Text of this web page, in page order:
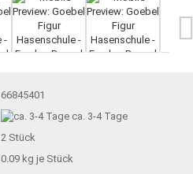
66845401
ca. 3-4 Tage
2 Stück
0.09 kg je Stück